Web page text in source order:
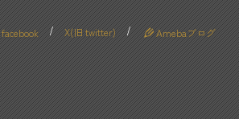
facebook/X(旧 twitter)/ Amebaブログ